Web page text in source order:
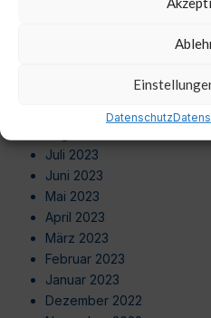
Datenschutz
September 2023
Juli 2023
Juni 2023
Mai 2023
April 2023
März 2023
Februar 2023
Januar 2023
Dezember 2022